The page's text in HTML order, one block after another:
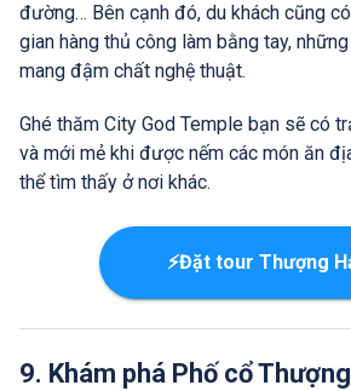
đường… Bên cạnh đó, du khách cũng
gian hàng thủ công làm bằng tay,
mang đậm chất nghệ thuật.
Ghé thăm City God Temple bạn sẽ có
và mới mẻ khi được nếm các món ăn
thể tìm thấy ở nơi khác.
⚡Đặt tour Thượng
9. Khám phá Phố cổ